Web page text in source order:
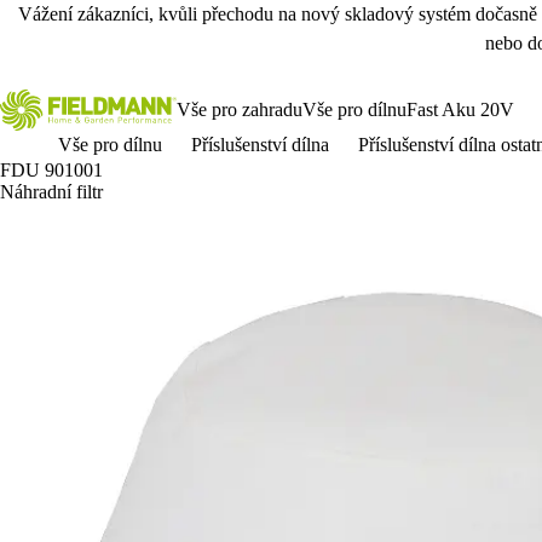
Vážení zákazníci, kvůli přechodu na nový skladový systém
nebo
Vše pro zahraduVše pro dílnuFast Aku 20V
Vše pro dílnu
Příslušenství dílna
Příslušenství dílna
FDU 901001
Náhradní filtr